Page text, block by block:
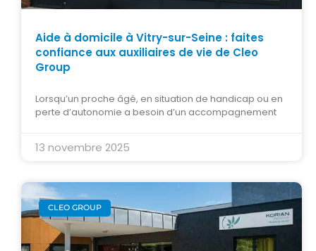
Aide à domicile à Vitry-sur-Seine : faites
confiance aux auxiliaires de vie de Cleo
Group
Lorsqu’un proche âgé, en situation de handicap ou en
perte d’autonomie a besoin d’un accompagnement
13 novembre 2025
CLEO GROUP